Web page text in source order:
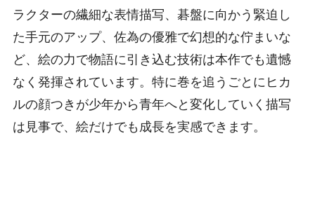
ラクターの繊細な表情描写、碁盤に向かう緊迫し
た手元のアップ、佐為の優雅で幻想的な佇まいな
ど、絵の力で物語に引き込む技術は本作でも遺憾
なく発揮されています。特に巻を追うごとにヒカ
ルの顔つきが少年から青年へと変化していく描写
は見事で、絵だけでも成長を実感できます。